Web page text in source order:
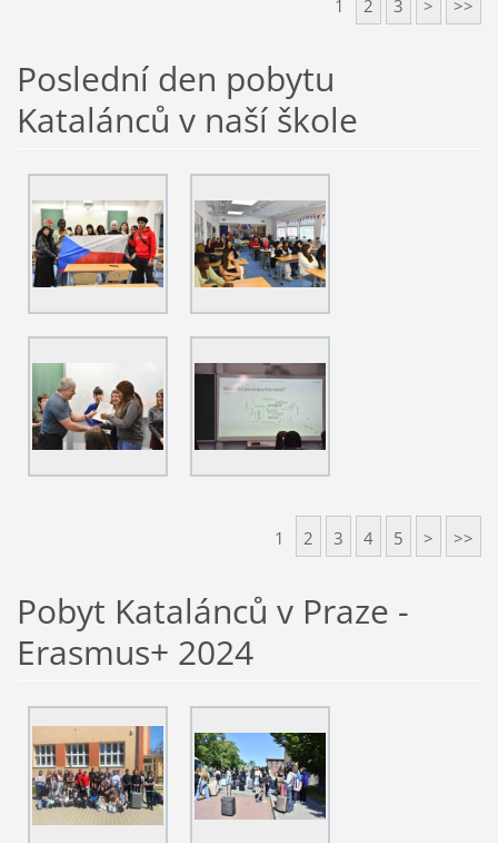
1 2 3 > >>
Poslední den pobytu
Katalánců v naší škole
1 2 3 4 5 > >>
Pobyt Katalánců v Praze -
Erasmus+ 2024